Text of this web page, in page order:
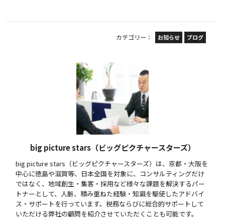
カテゴリー： お知らせ ブログ
big picture stars（ビッグピクチャースターズ）
big picture stars（ビッグピクチャースターズ）は、京都・大阪を
中心に徳島や滋賀等、日本全国を対象に、コンサルティングだけ
ではなく、地域創生・集客・採用など様々な課題を解決するパー
トナーとして、人脈、積み重ねた経験・知識を駆使したアドバイ
ス・サポートを行っています。税務ならびに総合的サポートして
いただける弊社の顧問を紹介させていただくことも可能です。